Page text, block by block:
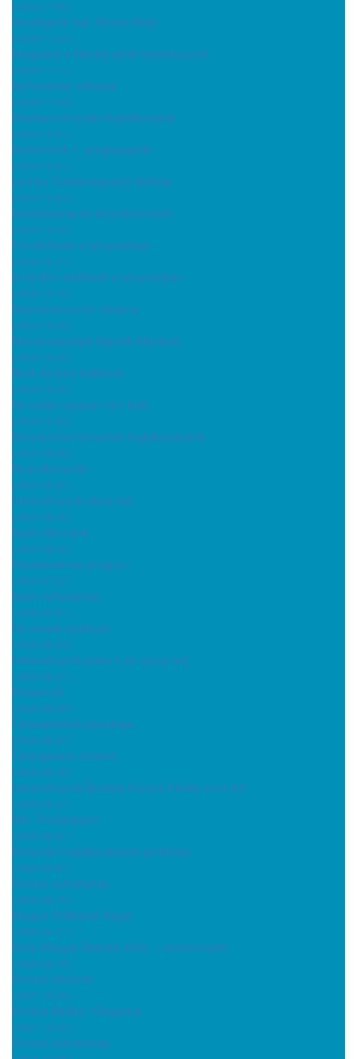
( 2022.11.30 )
Vendégünk volt: Vámos Robi
( 2022.11.24 )
Megjelent a Nánási séták kiadványunk!
( 2022.11.11 )
Nyitvatartás változás
( 2022.11.04 )
Októberi könyvtári foglalkozások
( 2022.10.31 )
Gyökereink 1. programjaink
( 2022.10.31 )
Lipinka Tudásmegosztó Műhely
( 2022.10.24 )
Határbejárás és könyvbemutató
( 2022.10.22 )
TücsökSzabi a könyvtárban
( 2022.10.11 )
A kérdőív kitölthető a könyvtárban
( 2022.10.10 )
Népmesemondó verseny
( 2022.10.09 )
Mesepedagógia Bajzáth Máriával
( 2022.10.06 )
Beck Andrea találkozó
( 2022.10.05 )
Ha valaki egyszer rám talál
( 2022.10.03 )
Szeptemberi könyvtári foglalkozásaink
( 2022.09.28 )
Strandkönyvtár
( 2022.08.22 )
Intézményünk zárva tart
( 2022.08.16 )
Nyári táboraink
( 2022.08.16 )
Csodaszarvas program
( 2022.07.07 )
Nyári nyitvatartás
( 2022.07.01 )
Író-olvasó találkozó
( 2022.06.23 )
Intézményünk július 1-én zárva tart
( 2022.06.21 )
Olvasni jó!
( 2022.06.09 )
Társasjátékok éjszakája
( 2022.06.07 )
Támogasson minket!
( 2022.05.18 )
Intézményünk Bocskai Korona Kiváltó pont lett
( 2022.05.11 )
XIII. Tündérlesen
( 2022.05.01 )
Könyvtári foglalkozásaink áprilisban
( 2022.04.21 )
Ünnepi nyitvatartás
( 2022.04.15 )
Magyar Költészet Napja
( 2022.04.11 )
Szép Magyar Beszéd 2022. ~ eredmények
( 2022.02.10 )
Ünnepi üdvözlet
( 2021.12.23 )
Kovács Balázs: Kitagadva
( 2021.12.22 )
Ünnepi nyitvatartás